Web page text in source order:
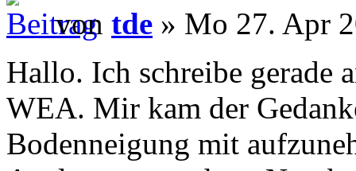
von tde » Mo 27. Apr
Hallo. Ich schreibe gerade
WEA. Mir kam der
Bodenneigung mit